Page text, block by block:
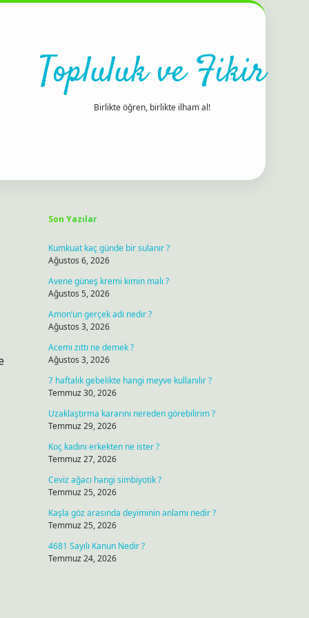
Topluluk ve Fikir
Birlikte öğren, birlikte ilham al!
Son Yazılar
Kumkuat kaç günde bir sulanır ?
Ağustos 6, 2026
Avene güneş kremi kimin malı ?
Ağustos 5, 2026
Amon’un gerçek adı nedir ?
Ağustos 3, 2026
Acemi zıttı ne demek ?
Ağustos 3, 2026
7 haftalık gebelikte hangi meyve kullanılır ?
Temmuz 30, 2026
Uzaklaştırma kararını nereden görebilirim ?
Temmuz 29, 2026
Koç kadını erkekten ne ister ?
Temmuz 27, 2026
Ceviz ağacı hangi simbiyotik ?
Temmuz 25, 2026
Kaşla göz arasında deyiminin anlamı nedir ?
Temmuz 25, 2026
4681 Sayılı Kanun Nedir ?
Temmuz 24, 2026